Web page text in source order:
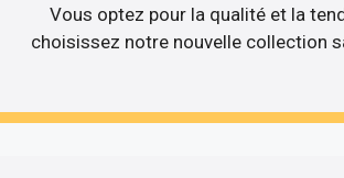
Vous optez pour la qualité et la
choisissez notre nouvelle collection